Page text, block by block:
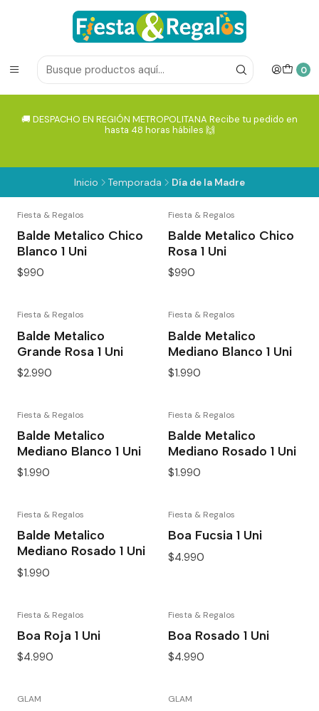
0
🚚 DESPACHO EN REGIÓN METROPOLITANA Recibe tu pedido en
hasta 48 horas hábiles 🙌
Inicio Temporada Día de la Madre
Fiesta & Regalos
Balde Metalico Chico
Blanco 1 Uni
$990
Fiesta & Regalos
Balde Metalico Chico
Rosa 1 Uni
$990
Fiesta & Regalos
Balde Metalico
Grande Rosa 1 Uni
$2.990
Fiesta & Regalos
Balde Metalico
Mediano Blanco 1 Uni
$1.990
Fiesta & Regalos
Balde Metalico
Mediano Blanco 1 Uni
$1.990
Fiesta & Regalos
Balde Metalico
Mediano Rosado 1 Uni
$1.990
Fiesta & Regalos
Balde Metalico
Mediano Rosado 1 Uni
$1.990
Fiesta & Regalos
Boa Fucsia 1 Uni
$4.990
Fiesta & Regalos
Boa Roja 1 Uni
$4.990
Fiesta & Regalos
Boa Rosado 1 Uni
$4.990
GLAM GLAM